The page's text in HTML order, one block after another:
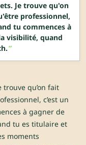
Je trouve qu'on
professionnel,
tu commences à
visibilité, quand
trouve qu’on fait
c’est un
à gagner de
tu es titulaire et
moments